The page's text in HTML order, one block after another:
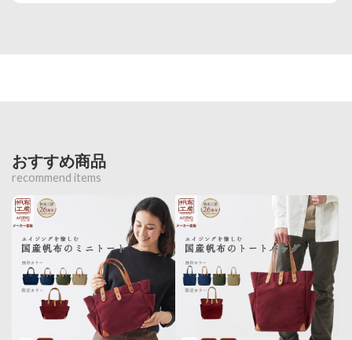
おすすめ商品
recommend items